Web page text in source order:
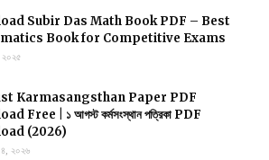
Subir Das Math Book PDF – Best
Book for Competitive Exams
Karmasangsthan Paper PDF
Free | ১ আগস্ট কর্মসংস্থান পত্রিকা PDF
(2026)
২০২৬